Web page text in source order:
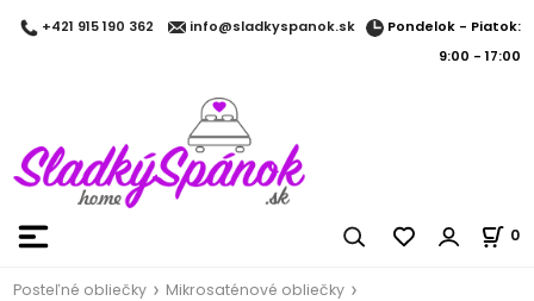
+421 915 190 362 info@sladkyspanok.sk
Pondelok - Piatok:
9:00 - 17:00
0
Posteľné obliečky Mikrosaténové obliečky